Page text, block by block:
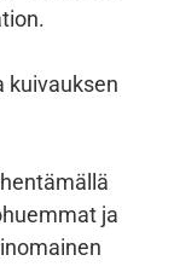
kuivauksen
ja